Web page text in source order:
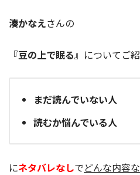
湊かなえさんの
『豆の上で眠る』 についてご
まだ読んでいない人
読むか悩んでいる人
にネタバレなしでどんな内容